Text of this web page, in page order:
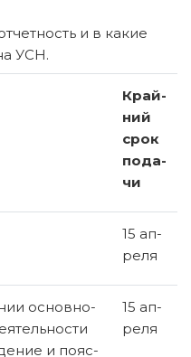
и в какие
УСН.
Край­
ний
срок
по­да­
чи
15 ап­
ре­ля
ос­нов­но­
и по­яс­
15 ап­
ре­ля